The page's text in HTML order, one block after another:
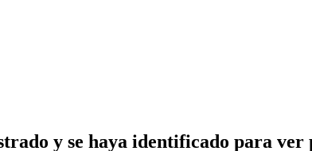
y se haya identificado para ver